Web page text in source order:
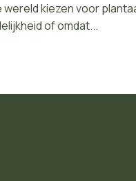
kiezen voor
of omdat...